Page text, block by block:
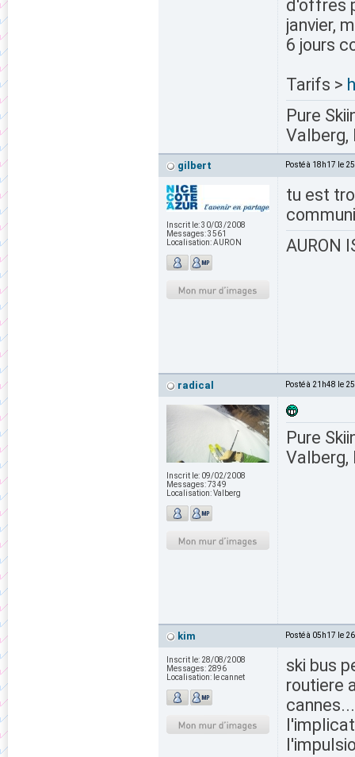
d'offres
janvier,
6 jours
Tarifs >
Pure
Valberg,
gilbert Posté à 18h17 le
Inscrit le:30/03/2008
Messages:3561
Localisation:AURON
tu est
AURON
radical Posté à 21h48 le
Inscrit le: 09/02/2008
Messages:7349
Localisation:Valberg
Pure
Valberg,
kim Posté à 05h17 le
Inscrit le: 28/08/2008
Messages: 2896
Localisation: le cannet
ski bus
routiere